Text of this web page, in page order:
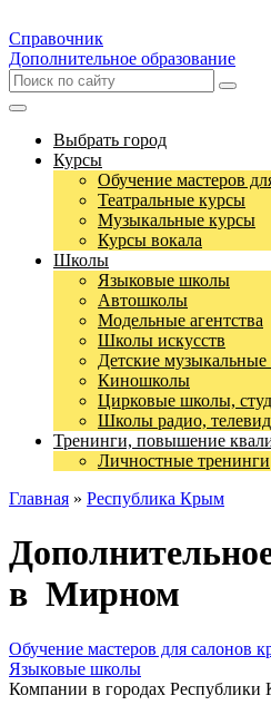
Справочник
Дополнительное образование
Выбрать город
Курсы
Обучение мастеров
Театральные курсы
Музыкальные курсы
Курсы вокала
Школы
Языковые школы
Автошколы
Модельные агентства
Школы искусств
Детские
Киношколы
Цирковые школы,
Школы радио,
Тренинги, повышение
Личностные тренинги
Главная » Республика Крым
в Мирном
Обучение мастеров для салонов
Языковые школы
Компании в городах Республики